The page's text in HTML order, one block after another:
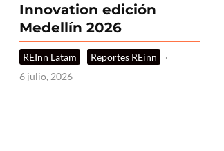
Innovation edición
Medellín 2026
REInn Latam Reportes REinn
·
6 julio, 2026